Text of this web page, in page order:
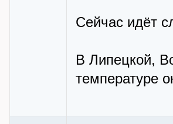
Сейчас идёт
В Липецкой,
температуре